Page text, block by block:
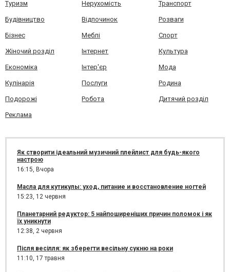
Туризм Нерухомість Транспорт
Будівництво Відпочинок Розваги
Бізнес Меблі Спорт
Жіночий розділ Інтернет Культура
Економіка Інтер'єр Мода
Кулінарія Послуги Родина
Подорожі Робота Дитячий розділ
Реклама
Як створити ідеальний музичний плейлист для будь-якого
настрою
16:15, Вчора
Масла для кутикулы: уход, питание и восстановление ногтей
15:23, 12 червня
Планетарний редуктор: 5 найпоширеніших причин поломок і як
їх уникнути
12:38, 2 червня
Після весілля: як зберегти весільну сукню на роки
11:10, 17 травня